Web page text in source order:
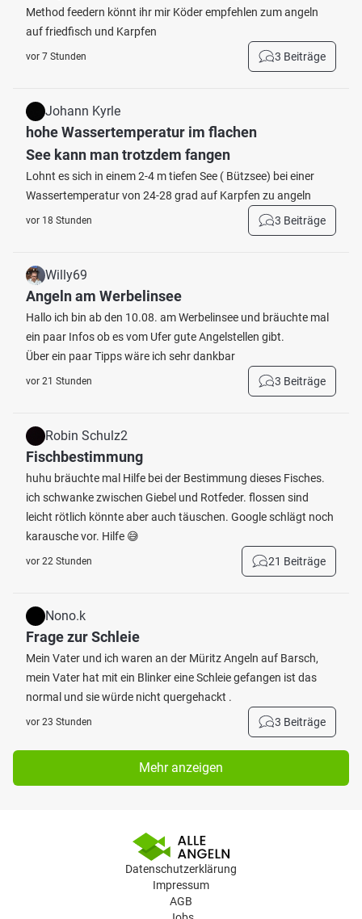
Method feedern könnt ihr mir Köder empfehlen zum angeln
auf friedfisch und Karpfen
vor 7 Stunden 3 Beiträge
Johann Kyrle
hohe Wassertemperatur im flachen
See kann man trotzdem fangen
Lohnt es sich in einem 2-4 m tiefen See ( Bützsee) bei einer
Wassertemperatur von 24-28 grad auf Karpfen zu angeln
vor 18 Stunden 3 Beiträge
Willy69
Angeln am Werbelinsee
Hallo ich bin ab den 10.08. am Werbelinsee und bräuchte mal
ein paar Infos ob es vom Ufer gute Angelstellen gibt.
Über ein paar Tipps wäre ich sehr dankbar
vor 21 Stunden 3 Beiträge
Robin Schulz2
Fischbestimmung
huhu bräuchte mal Hilfe bei der Bestimmung dieses Fisches.
ich schwanke zwischen Giebel und Rotfeder. flossen sind
leicht rötlich könnte aber auch täuschen. Google schlägt noch
karausche vor. Hilfe 😅
vor 22 Stunden 21 Beiträge
Nono.k
Frage zur Schleie
Mein Vater und ich waren an der Müritz Angeln auf Barsch,
mein Vater hat mit ein Blinker eine Schleie gefangen ist das
normal und sie würde nicht quergehackt .
vor 23 Stunden 3 Beiträge
Mehr anzeigen
Datenschutzerklärung
Impressum
AGB